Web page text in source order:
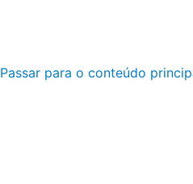
Passar para o conteúdo